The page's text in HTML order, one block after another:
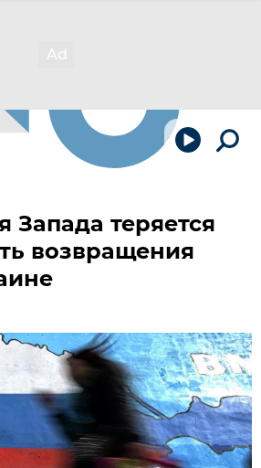
Запада теряется
возвращения